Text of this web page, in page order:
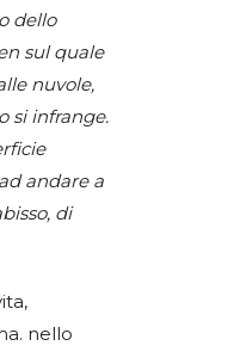
dello
sul quale
nuvole,
si infrange.
andare a
di
nello